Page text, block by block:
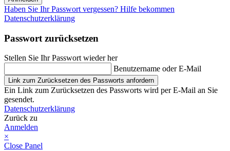
Haben Sie Ihr Passwort vergessen? Hilfe bekommen
Datenschutzerklärung
Passwort zurücksetzen
Stellen Sie Ihr Passwort wieder her
Benutzername oder E-Mail
Link zum Zurücksetzen des Passworts anfordern
Ein Link zum Zurücksetzen des Passworts wird per E-Mail an Sie
gesendet.
Datenschutzerklärung
Zurück zu
Anmelden
×
Close Panel